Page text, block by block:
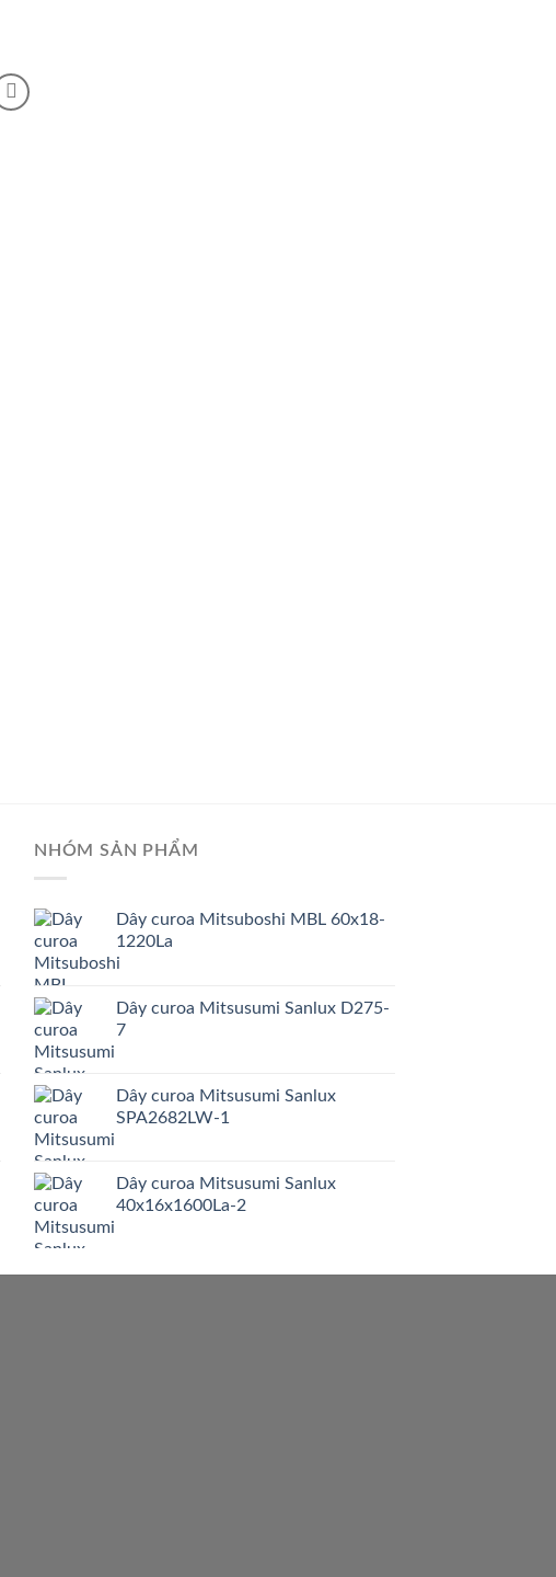
NHÓM SẢN PHẨM
Dây curoa Mitsuboshi MBL 60x18-
1220La
Dây curoa Mitsusumi Sanlux D275-
7
Dây curoa Mitsusumi Sanlux
SPA2682LW-1
Dây curoa Mitsusumi Sanlux
40x16x1600La-2